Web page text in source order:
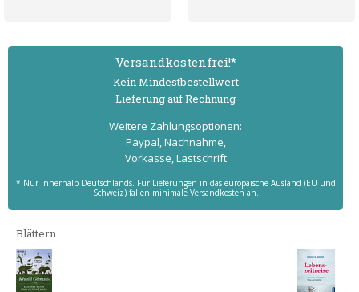
Versand­kostenfrei!*
Kein Mindest­bestell­wert
Lieferung auf Rechnung
Weitere Zahlungs­optionen:
Paypal, Nachnahme,
Vorkasse, Lastschrift
* Nur innerhalb Deutschlands. Für Lieferungen in das europäische Ausland (EU und
Schweiz) fallen minimale Versandkosten an.
Blättern